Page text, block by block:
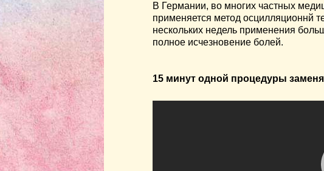
В Германии, во многих частных
применяетcя метод осцилляционнй
нескольких недель применения
полное исчезновение болей.
15 минут одной процедуры